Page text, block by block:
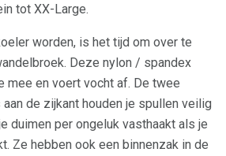
tot XX-Large.
worden, is het tijd om over te
Deze nylon / spandex
mee en voert vocht af. De twee
de zijkant houden je spullen veilig
duimen per ongeluk vasthaakt als je
Ze hebben ook een binnenzak in de